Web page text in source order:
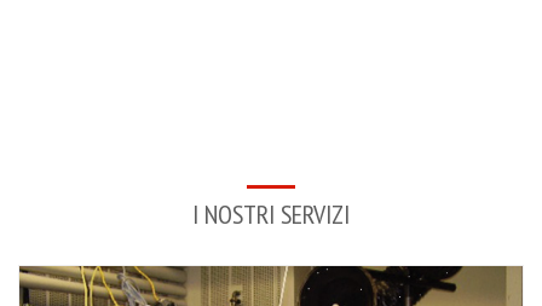
I NOSTRI SERVIZI